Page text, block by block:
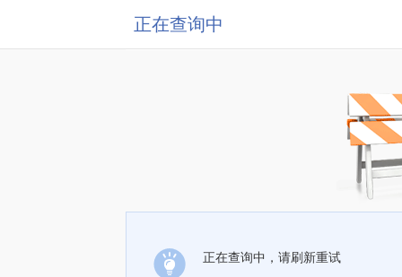
正在查询中
正在查询中，请刷新重试